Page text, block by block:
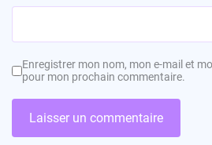
Enregistrer mon nom, mon e-mail et
pour mon prochain commentaire.